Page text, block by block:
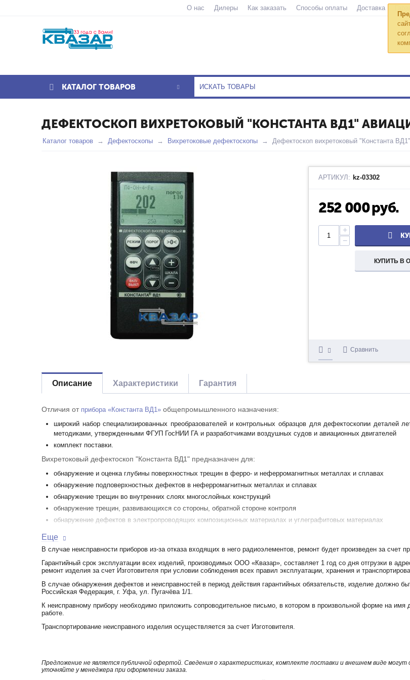
О нас Дилеры Как заказать Способы оплаты Доставка
КАТАЛОГ ТОВАРОВ
ДЕФЕКТОСКОП ВИХРЕТОКОВЫЙ "КОНСТАНТА ВД1"
Каталог товаров Дефектоскопы Вихретоковые дефектоскопы Дефектоскоп вихретоковый "Константа
АРТИКУЛ: kz-03302
252 000руб.
+
−
КУПИТЬ В
Сравнить
Описание Характеристики Гарантия
Отличия от прибора «Константа ВД1» общепромышленного назначения:
широкий набор специализированных преобразователей и контрольных образцов для дефектоскопии деталей
методиками, утвержденными ФГУП ГосНИИ ГА и разработчиками воздушных судов и авиационных двигателей
комплект поставки.
Вихретоковый дефектоскоп "Константа ВД1" предназначен для:
обнаружение и оценка глубины поверхностных трещин в ферро- и неферромагнитных металлах и сплавах
обнаружение подповерхностных дефектов в неферромагнитных металлах и сплавах
обнаружение трещин во внутренних слоях многослойных конструкций
обнаружение трещин, развивающихся со стороны, обратной стороне контроля
обнаружение дефектов в электропроводящих композиционных материалах и углеграфитовых материалах
Отличительные особенности:
широкий набор преобразователей позволяет решать большинство задач вихретоковой дефектоскопии
наличие статического и динамического режимов контроля
возможность контроля через неравномерно распределенные защитные покрытия (лакокрасочные и др.) и
не требуется перенастройка прибора дефектоскопистом высокого уровня при смене объекта контроля, т.к. при
хранимым в самом преобразователе
защита от истирания чувствительного элемента преобразователя обеспечивается сменными защитными
аналоговая шкала для оперативного обнаружения дефекта и цифровая индикация для оценки глубины трещин
возможность сохранения результатов контроля в памяти прибора с последующей передачей в ПК по каналу
использованием программы «Constanta - DATA».
Еще
В случае неисправности приборов из-за отказа входящих в него радиоэлементов, ремонт будет произведен за счет
Гарантийный срок эксплуатации всех изделий, производимых ООО «Квазар», составляет 1 год со дня отгрузки в
ремонт изделия за счет Изготовителя при условии соблюдения всех правил эксплуатации, хранения и
В случае обнаружения дефектов и неисправностей в период действия гарантийных обязательств, изделие должно
Российская Федерация, г. Уфа, ул. Пугачёва 1/1.
К неисправному прибору необходимо приложить сопроводительное письмо, в котором в произвольной форме на
работе.
Транспортирование неисправного изделия осуществляется за счет Изготовителя.
Предложение не является публичной офертой. Сведения о характеристиках, комплекте поставки и внешнем виде
уточняйте у менеджера при оформлении заказа.